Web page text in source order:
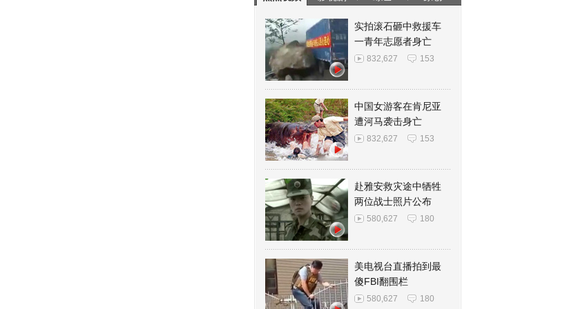
实拍滚石砸中救援车
一青年志愿者身亡
832,627 153
中国女游客在肯尼亚
遭河马袭击身亡
832,627 153
赴雅安救灾途中牺牲
两位战士照片公布
580,627 180
美电视台直播拍到最
傻FBI翻围栏
580,627 180